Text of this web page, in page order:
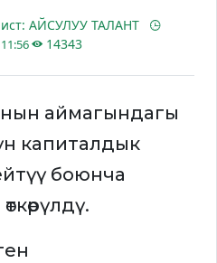
АЙСУЛУУ ТАЛАНТ
14343
аймагындагы
капиталдык
боюнча